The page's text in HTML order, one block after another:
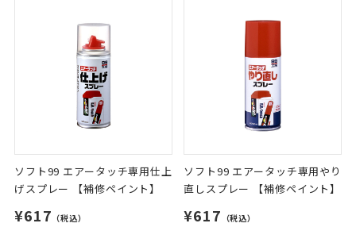
ソフト99 エアータッチ専用仕上
げスプレー 【補修ペイント】
¥617 （税込）
ソフト99 エアータッチ専用やり
直しスプレー 【補修ペイント】
¥617 （税込）